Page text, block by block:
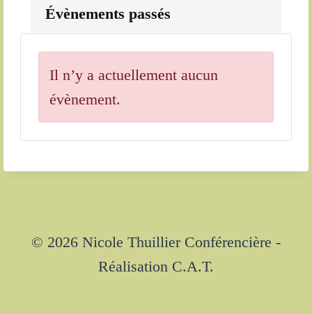
Évènements passés
Il n’y a actuellement aucun
évènement.
© 2026 Nicole Thuillier Conférencière -
Réalisation C.A.T.